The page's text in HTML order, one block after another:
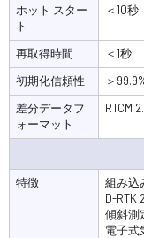
ホット スター
ト
＜10秒
再取得時間
＜1秒
初期化信頼性
＞
差分データフ
ォーマット
RTCM
特徴
組み込
D-RTK
傾斜測
電子式